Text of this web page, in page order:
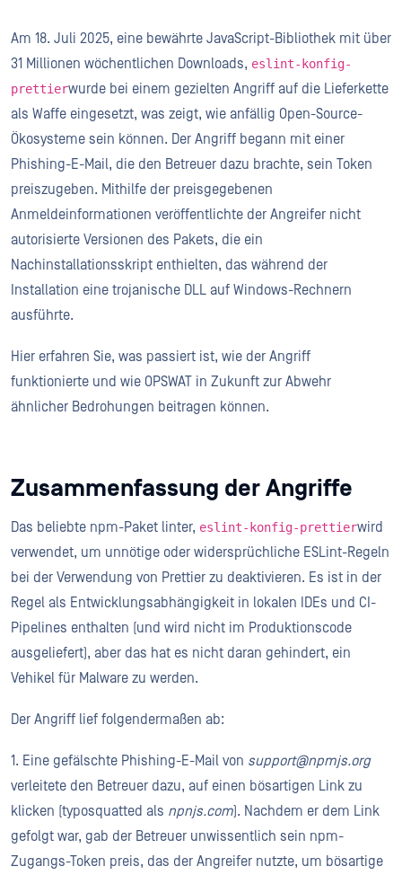
Am 18. Juli 2025, eine bewährte JavaScript-Bibliothek mit über
31 Millionen wöchentlichen Downloads, eslint-konfig-
prettierwurde bei einem gezielten Angriff auf die Lieferkette
als Waffe eingesetzt, was zeigt, wie anfällig Open-Source-
Ökosysteme sein können. Der Angriff begann mit einer
Phishing-E-Mail, die den Betreuer dazu brachte, sein Token
preiszugeben. Mithilfe der preisgegebenen
Anmeldeinformationen veröffentlichte der Angreifer nicht
autorisierte Versionen des Pakets, die ein
Nachinstallationsskript enthielten, das während der
Installation eine trojanische DLL auf Windows-Rechnern
ausführte.
Hier erfahren Sie, was passiert ist, wie der Angriff
funktionierte und wie OPSWAT in Zukunft zur Abwehr
ähnlicher Bedrohungen beitragen können.
Zusammenfassung der Angriffe
Das beliebte npm-Paket linter, eslint-konfig-prettierwird
verwendet, um unnötige oder widersprüchliche ESLint-Regeln
bei der Verwendung von Prettier zu deaktivieren. Es ist in der
Regel als Entwicklungsabhängigkeit in lokalen IDEs und CI-
Pipelines enthalten (und wird nicht im Produktionscode
ausgeliefert), aber das hat es nicht daran gehindert, ein
Vehikel für Malware zu werden.
Der Angriff lief folgendermaßen ab:
1. Eine gefälschte Phishing-E-Mail von support@npmjs.org
verleitete den Betreuer dazu, auf einen bösartigen Link zu
klicken (typosquatted als npnjs.com). Nachdem er dem Link
gefolgt war, gab der Betreuer unwissentlich sein npm-
Zugangs-Token preis, das der Angreifer nutzte, um bösartige